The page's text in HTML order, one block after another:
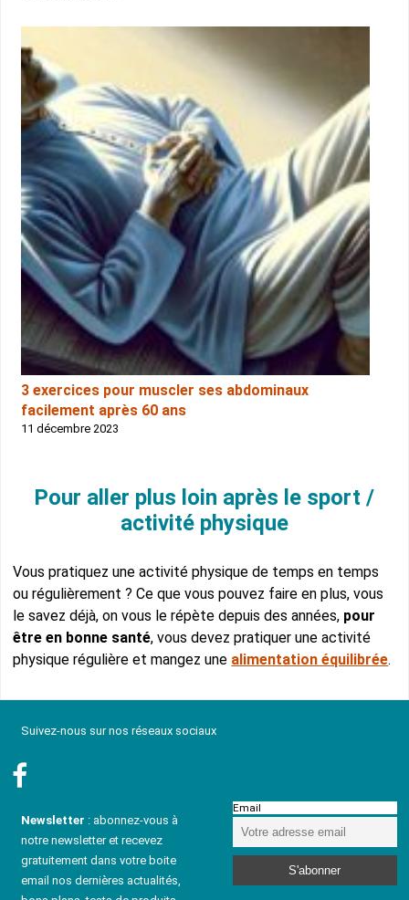
3 exercices pour muscler ses abdominaux
facilement après 60 ans
11 décembre 2023
Pour aller plus loin après le sport /
activité physique
Vous pratiquez une activité physique de temps en temps
ou régulièrement ? Ce que vous pouvez faire en plus, vous
le savez déjà, on vous le répète depuis des années, pour
être en bonne santé, vous devez pratiquer une activité
physique régulière et mangez une alimentation équilibrée.
Suivez-nous sur nos réseaux sociaux
Newsletter : abonnez-vous à
notre newsletter et recevez
gratuitement dans votre boite
email nos dernières actualités,
Email